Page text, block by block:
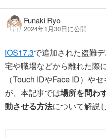
Funaki Ryo
2024年1月30日に公開
iOS17.3で追加された盗難
宅や職場などから離れた際
（Touch IDやFace ID）や
が、本記事では場所を問わ
動させる方法について解説